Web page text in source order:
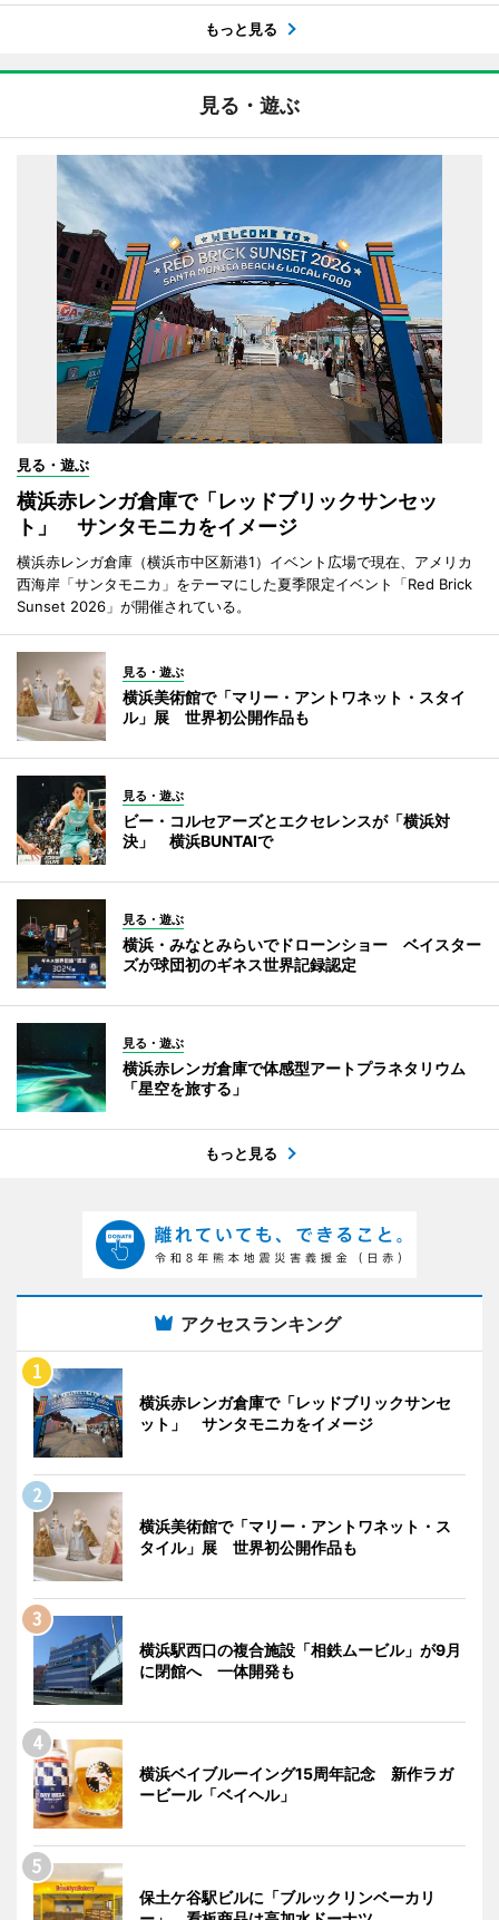
もっと見る
見る・遊ぶ
見る・遊ぶ
横浜赤レンガ倉庫で「レッドブリックサンセッ
ト」 サンタモニカをイメージ
横浜赤レンガ倉庫（横浜市中区新港1）イベント広場で現在、アメリカ
西海岸「サンタモニカ」をテーマにした夏季限定イベント「Red Brick
Sunset 2026」が開催されている。
見る・遊ぶ
横浜美術館で「マリー・アントワネット・スタイ
ル」展 世界初公開作品も
見る・遊ぶ
ビー・コルセアーズとエクセレンスが「横浜対
決」 横浜BUNTAIで
見る・遊ぶ
横浜・みなとみらいでドローンショー ベイスター
ズが球団初のギネス世界記録認定
見る・遊ぶ
横浜赤レンガ倉庫で体感型アートプラネタリウム
「星空を旅する」
もっと見る
アクセスランキング
横浜赤レンガ倉庫で「レッドブリックサンセ
ット」 サンタモニカをイメージ
横浜美術館で「マリー・アントワネット・ス
タイル」展 世界初公開作品も
横浜駅西口の複合施設「相鉄ムービル」が9月
に閉館へ 一体開発も
横浜ベイブルーイング15周年記念 新作ラガ
ービール「ベイヘル」
保土ケ谷駅ビルに「ブルックリンベーカリ